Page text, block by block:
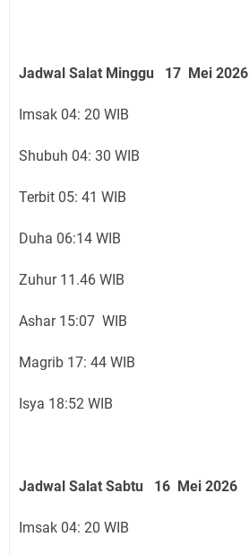
Jadwal Salat Minggu 17 Mei 2026
Imsak 04: 20 WIB
Shubuh 04: 30 WIB
Terbit 05: 41 WIB
Duha 06:14 WIB
Zuhur 11.46 WIB
Ashar 15:07 WIB
Magrib 17: 44 WIB
Isya 18:52 WIB
Jadwal Salat Sabtu 16 Mei 2026
Imsak 04: 20 WIB